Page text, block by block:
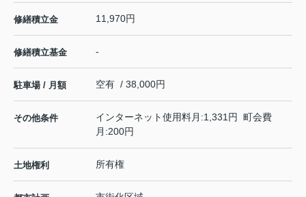
修繕積立金 11,970円
修繕積立基金 -
駐車場 / 月額 空有 / 38,000円
その他条件
インターネット使用料月:1,331円 町会費
月:200円
土地権利 所有権